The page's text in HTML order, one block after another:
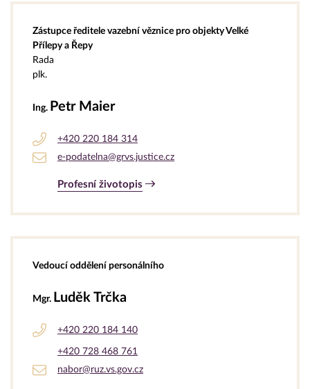
Zástupce ředitele vazební věznice pro objekty Velké
Přílepy a Řepy
Rada
plk.
Ing. Petr Maier
+420 220 184 314
e-podatelna@grvs.justice.cz
Profesní životopis
Vedoucí oddělení personálního
Mgr. Luděk Trčka
+420 220 184 140
+420 728 468 761
nabor@ruz.vs.gov.cz